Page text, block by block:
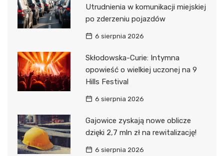
Utrudnienia w komunikacji miejskiej
po zderzeniu pojazdów
6 sierpnia 2026
Skłodowska-Curie: Intymna
opowieść o wielkiej uczonej na 9
Hills Festival
6 sierpnia 2026
Gajowice zyskają nowe oblicze
dzięki 2,7 mln zł na rewitalizację!
6 sierpnia 2026